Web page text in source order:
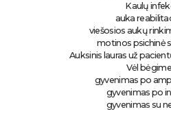
Kaulų
auka
viešosios aukų
motinos psichinė
Auksinis lauras už
Vėl bėgime
gyvenimas po
gyvenimas po
gyvenimas su